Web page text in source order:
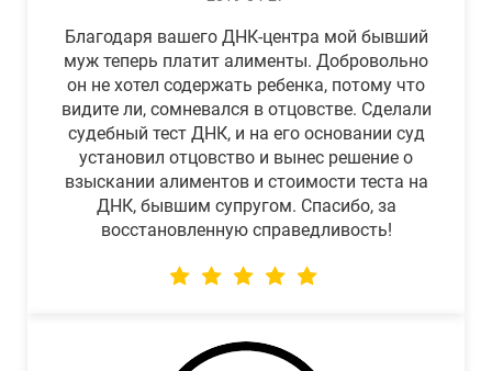
Благодаря вашего ДНК-центра мой бывший
муж теперь платит алименты. Добровольно
он не хотел содержать ребенка, потому что
видите ли, сомневался в отцовстве. Сделали
судебный тест ДНК, и на его основании суд
установил отцовство и вынес решение о
взыскании алиментов и стоимости теста на
ДНК, бывшим супругом. Спасибо, за
восстановленную справедливость!